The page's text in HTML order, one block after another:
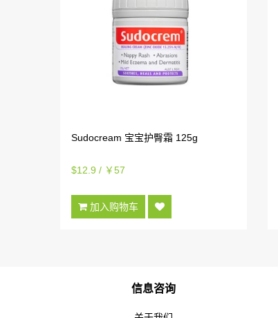
Sudocream 宝宝护臀霜 125g
$12.9 / ￥57
加入购物车
信息咨询